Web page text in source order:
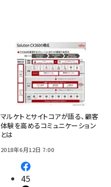
マルケトとサイトコアが語る、顧客
体験を高めるコミュニケーション
とは
2018年6月12日 7:00
45